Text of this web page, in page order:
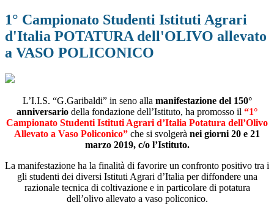
1° Campionato Studenti Istituti Agrari
d'Italia POTATURA dell'OLIVO allevato
a VASO POLICONICO
L’I.I.S. “G.Garibaldi” in seno alla manifestazione del 150°
anniversario della fondazione dell’Istituto, ha promosso il “1°
Campionato Studenti Istituti Agrari d’Italia Potatura dell’Olivo
Allevato a Vaso Policonico” che si svolgerà nei giorni 20 e 21
marzo 2019, c/o l’Istituto.
La manifestazione ha la finalità di favorire un confronto positivo tra i
gli studenti dei diversi Istituti Agrari d’Italia per diffondere una
razionale tecnica di coltivazione e in particolare di potatura
dell’olivo allevato a vaso policonico.